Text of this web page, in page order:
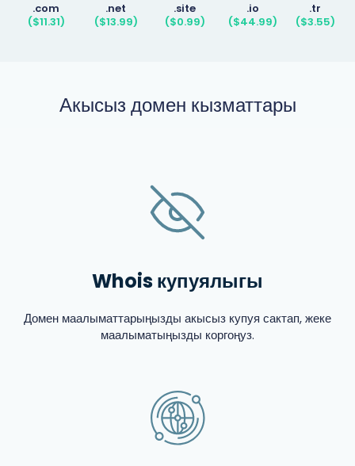
.com
($11.31)
.net
($13.99)
.site
($0.99)
.io
($44.99)
.tr
($3.55)
Акысыз домен кызматтары
Whois купуялыгы
Домен маалыматтарыңызды акысыз купуя сактап, жеке
маалыматыңызды коргоңуз.